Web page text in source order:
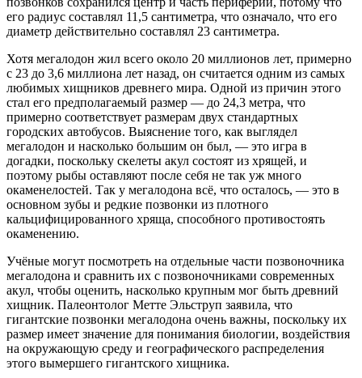
его радиус составлял 11,5 сантиметра, что означало, что его
диаметр действительно составлял 23 сантиметра.
Хотя мегалодон жил всего около 20 миллионов лет, примерно
с 23 до 3,6 миллиона лет назад, он считается одним из самых
любимых хищников древнего мира. Одной из причин этого
стал его предполагаемый размер — до 24,3 метра, что
примерно соответствует размерам двух стандартных
городских автобусов. Выяснение того, как выглядел
мегалодон и насколько большим он был, — это игра в
догадки, поскольку скелеты акул состоят из хрящей, и
поэтому рыбы оставляют после себя не так уж много
окаменелостей. Так у мегалодона всё, что осталось, — это в
основном зубы и редкие позвонки из плотного
кальцифицированного хряща, способного противостоять
окаменению.
Учёные могут посмотреть на отдельные части позвоночника
мегалодона и сравнить их с позвоночниками современных
акул, чтобы оценить, насколько крупным мог быть древний
хищник. Палеонтолог Метте Эльструп заявила, что
гигантские позвонки мегалодона очень важны, поскольку их
размер имеет значение для понимания биологии, воздействия
на окружающую среду и географического распределения
этого вымершего гигантского хищника.